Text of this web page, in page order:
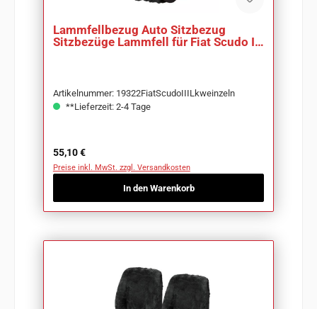
Lammfellbezug Auto Sitzbezug
Sitzbezüge Lammfell für Fiat Scudo III
Artikelnummer: 19322FiatScudoIIILkweinzeln
**Lieferzeit: 2-4 Tage
Regulärer Preis:
55,10 €
Preise inkl. MwSt. zzgl. Versandkosten
In den Warenkorb